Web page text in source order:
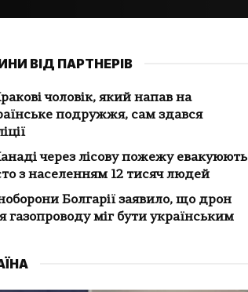
ВІД ПАРТНЕРІВ
чоловік, який напав на
подружжя, сам здався
через лісову пожежу евакуюють
з населенням 12 тисяч людей
Болгарії заявило, що дрон
газопроводу міг бути українським